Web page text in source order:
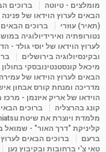
פנינה מתוק - מרכז
מדיטציה-התחדשות
Shahar-vod
מומלצים - טיוטה
ברוכים
הבאים לערוץ הוידאו של
(תאיר) עוזרי
ברוכים הבאים
נטורופתיה ואירידיולוגיה
לערוץ הוידאו של יוסי גולד -
ובקינסיולוגיה בירושלים
מיכאל קונסטנטינובסקי
הבאים לערוץ הוידאו של
מדריכה ומנחת קורס אבחון
הוידאו של אריק איזנמן -
קונג בהרצליה
ברוכים
מלמדת ויוצרת את שיטת Iro Shiatsu
קליניקת "דרך האור" - שמואל
ברעם
ברוכים הבאים
טאי צ'י ברחובות ובקיבוץ נען